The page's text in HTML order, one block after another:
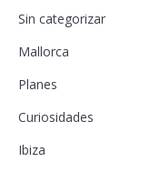
Sin categorizar
Mallorca
Planes
Curiosidades
Ibiza